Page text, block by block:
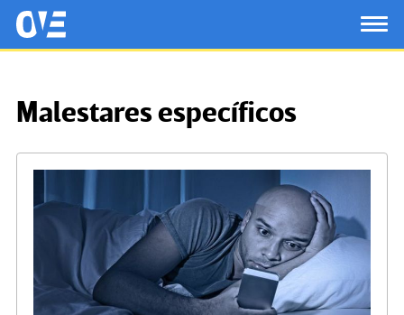
Saltar al contenido principal
OtrasVocesenEducacion.org
Malestares específicos